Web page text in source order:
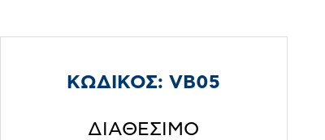
ΚΩΔΙΚΟΣ:VB05
ΔΙΑΘΕΣΙΜΟ